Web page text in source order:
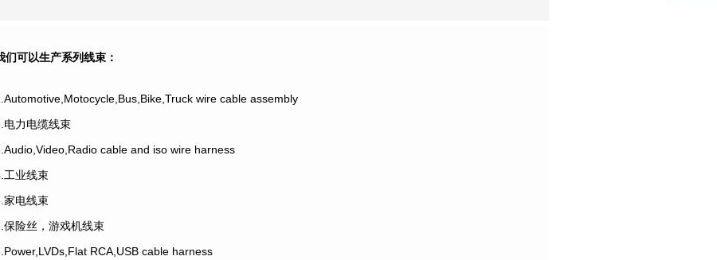
们可以生产系列线束：
wire cable assembly
电力电缆线束
cable and iso wire harness
工业线束
家电线束
保险丝，游戏机线束
RCA,USB cable harness